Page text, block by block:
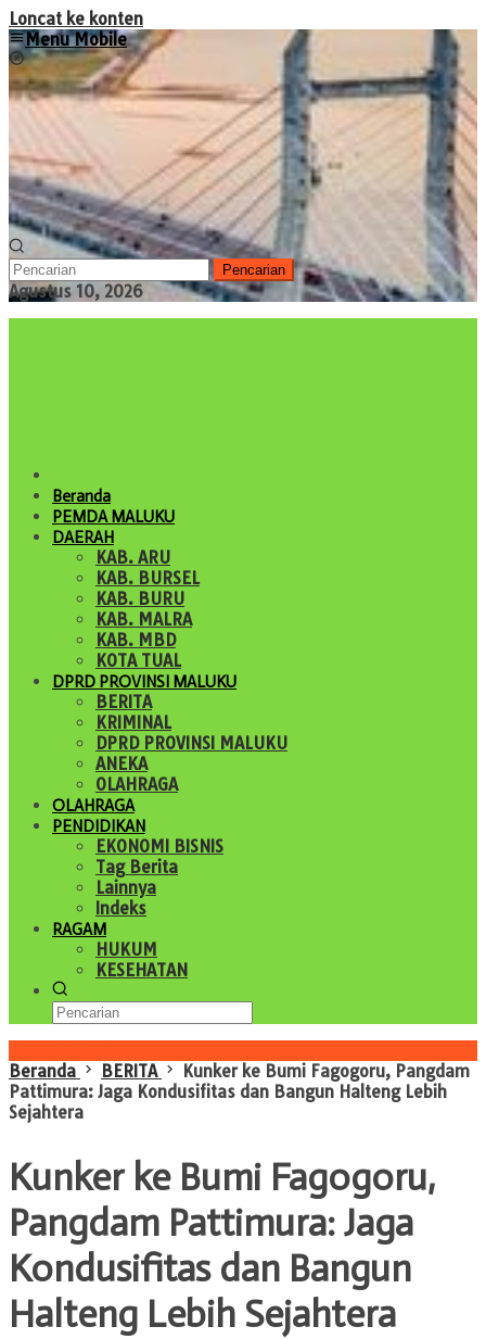
Loncat ke konten
Menu Mobile
Pencarian
Agustus 10, 2026
Beranda
PEMDA MALUKU
DAERAH
KAB. ARU
KAB. BURSEL
KAB. BURU
KAB. MALRA
KAB. MBD
KOTA TUAL
DPRD PROVINSI MALUKU
BERITA
KRIMINAL
DPRD PROVINSI MALUKU
ANEKA
OLAHRAGA
OLAHRAGA
PENDIDIKAN
EKONOMI BISNIS
Tag Berita
Lainnya
Indeks
RAGAM
HUKUM
KESEHATAN
Beranda
BERITA
Kunker ke Bumi Fagogoru, Pangdam
Pattimura: Jaga Kondusifitas dan Bangun Halteng Lebih
Sejahtera
Kunker ke Bumi Fagogoru,
Pangdam Pattimura: Jaga
Kondusifitas dan Bangun
Halteng Lebih Sejahtera